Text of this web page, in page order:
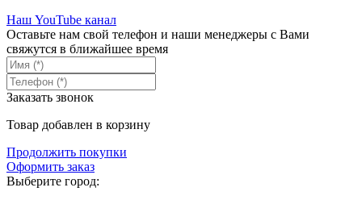
Наш YouTube канал
Оставьте нам свой телефон и наши менеджеры с Вами
свяжутся в ближайшее время
Заказать звонок
Товар добавлен в корзину
Продолжить покупки
Оформить заказ
Выберите город: